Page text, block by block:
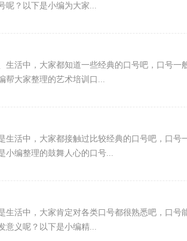
呢？以下是小编为大家...
生活中，大家都知道一些经典的口号吧，口号一
帮大家整理的艺术培训口...
活中，大家都接触过比较经典的口号吧，口号
小编整理的鼓舞人心的口号...
生活中，大家肯定对各类口号都很熟悉吧，口号
意义呢？以下是小编精...